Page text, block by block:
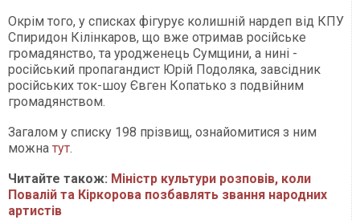
Окрім того, у списках фігурує колишній нардеп від КПУ
Спиридон Кілінкаров, що вже отримав російське
громадянство, та уродженець Сумщини, а нині -
російський пропагандист Юрій Подоляка, завсідник
російських ток-шоу Євген Копатько з подвійним
громадянством.
Загалом у списку 198 прізвищ, ознайомитися з ним
можна тут.
Читайте також: Міністр культури розповів, коли
Повалій та Кіркорова позбавлять звання народних
артистів